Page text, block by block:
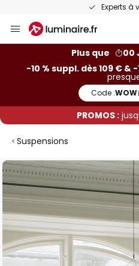
Allez
au
Plus que
00
-10 % suppl. dès 109 € &
Code :WOW
PROMOS :
Suspensions
Skip
to
the
end
of
the
images